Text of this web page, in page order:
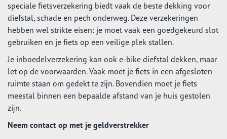
speciale fietsverzekering biedt vaak de beste dekking voor
diefstal, schade en pech onderweg. Deze verzekeringen
hebben wel strikte eisen: je moet vaak een goedgekeurd slot
gebruiken en je fiets op een veilige plek stallen.
Je inboedelverzekering kan ook e-bike diefstal dekken, maar
let op de voorwaarden. Vaak moet je fiets in een afgesloten
ruimte staan om gedekt te zijn. Bovendien moet je fiets
meestal binnen een bepaalde afstand van je huis gestolen
zijn.
Neem contact op met je geldverstrekker